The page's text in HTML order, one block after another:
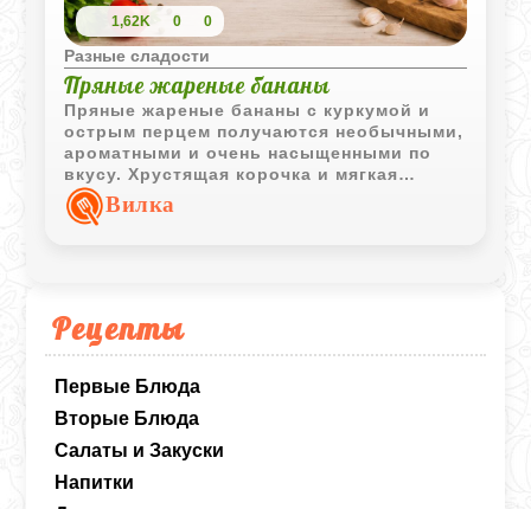
Рецепты
Первые Блюда
Вторые Блюда
Салаты и Закуски
Напитки
1,62K 0 0
Разные сладости
Пряные жареные бананы
Пряные жареные бананы с куркумой и
острым перцем получаются необычными,
ароматными и очень насыщенными по
вкусу. Хрустящая корочка и мягкая
текстура внутри делают блюдо
интересным вариантом восточной
Вилка